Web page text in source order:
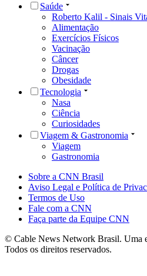
Saúde
Roberto Kalil - Sinais
Alimentação
Exercícios Físicos
Vacinação
Câncer
Drogas
Obesidade
Tecnologia
Nasa
Ciência
Curiosidades
Viagem & Gastronomia
Viagem
Gastronomia
Sobre a CNN Brasil
Aviso Legal e Política de
Termos de Uso
Fale com a CNN
Faça parte da Equipe CNN
© Cable News Network Brasil. Uma
Todos os direitos reservados.